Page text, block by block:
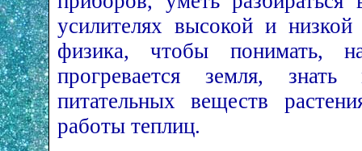
усилителях высокой и
физика, чтобы понимать,
прогревается земля, знать
питательных веществ
работы теплиц.